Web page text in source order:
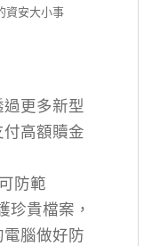
資安大小事
更多新型
高額贖金
可防範
珍貴檔案，
腦做好防